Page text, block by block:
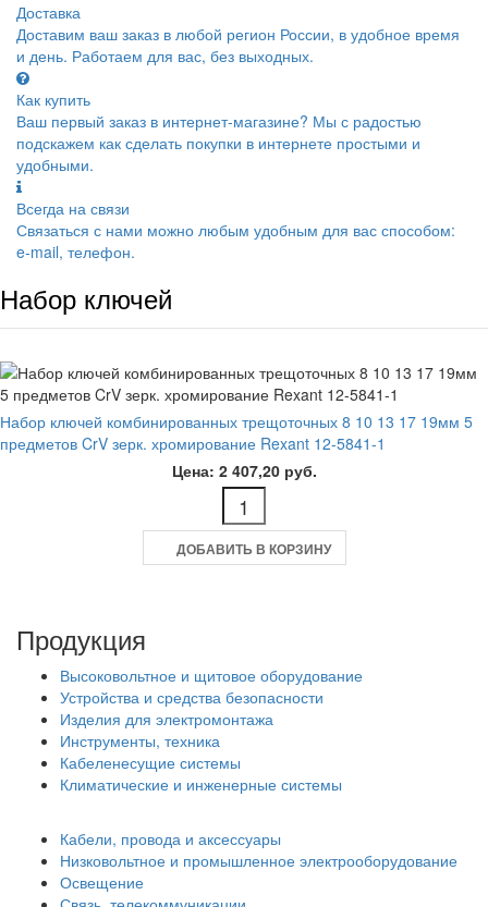
Доставка
Доставим ваш заказ в любой регион России, в удобное время
и день. Работаем для вас, без выходных.
Как купить
Ваш первый заказ в интернет-магазине? Мы с радостью
подскажем как сделать покупки в интернете простыми и
удобными.
Всегда на связи
Связаться с нами можно любым удобным для вас способом:
e-mail, телефон.
Набор ключей
Набор ключей комбинированных трещоточных 8 10 13 17 19мм 5
предметов CrV зерк. хромирование Rexant 12-5841-1
Цена: 2 407,20 руб.
ДОБАВИТЬ В КОРЗИНУ
Продукция
Высоковольтное и щитовое оборудование
Устройства и средства безопасности
Изделия для электромонтажа
Инструменты, техника
Кабеленесущие системы
Климатические и инженерные системы
Кабели, провода и аксессуары
Низковольтное и промышленное электрооборудование
Освещение